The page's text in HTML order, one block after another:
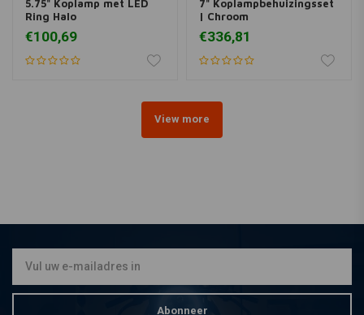
5.75" Koplamp met LED
Ring Halo
€100,69
7" Koplampbehuizingsset
| Chroom
€336,81
View more
Abonneer